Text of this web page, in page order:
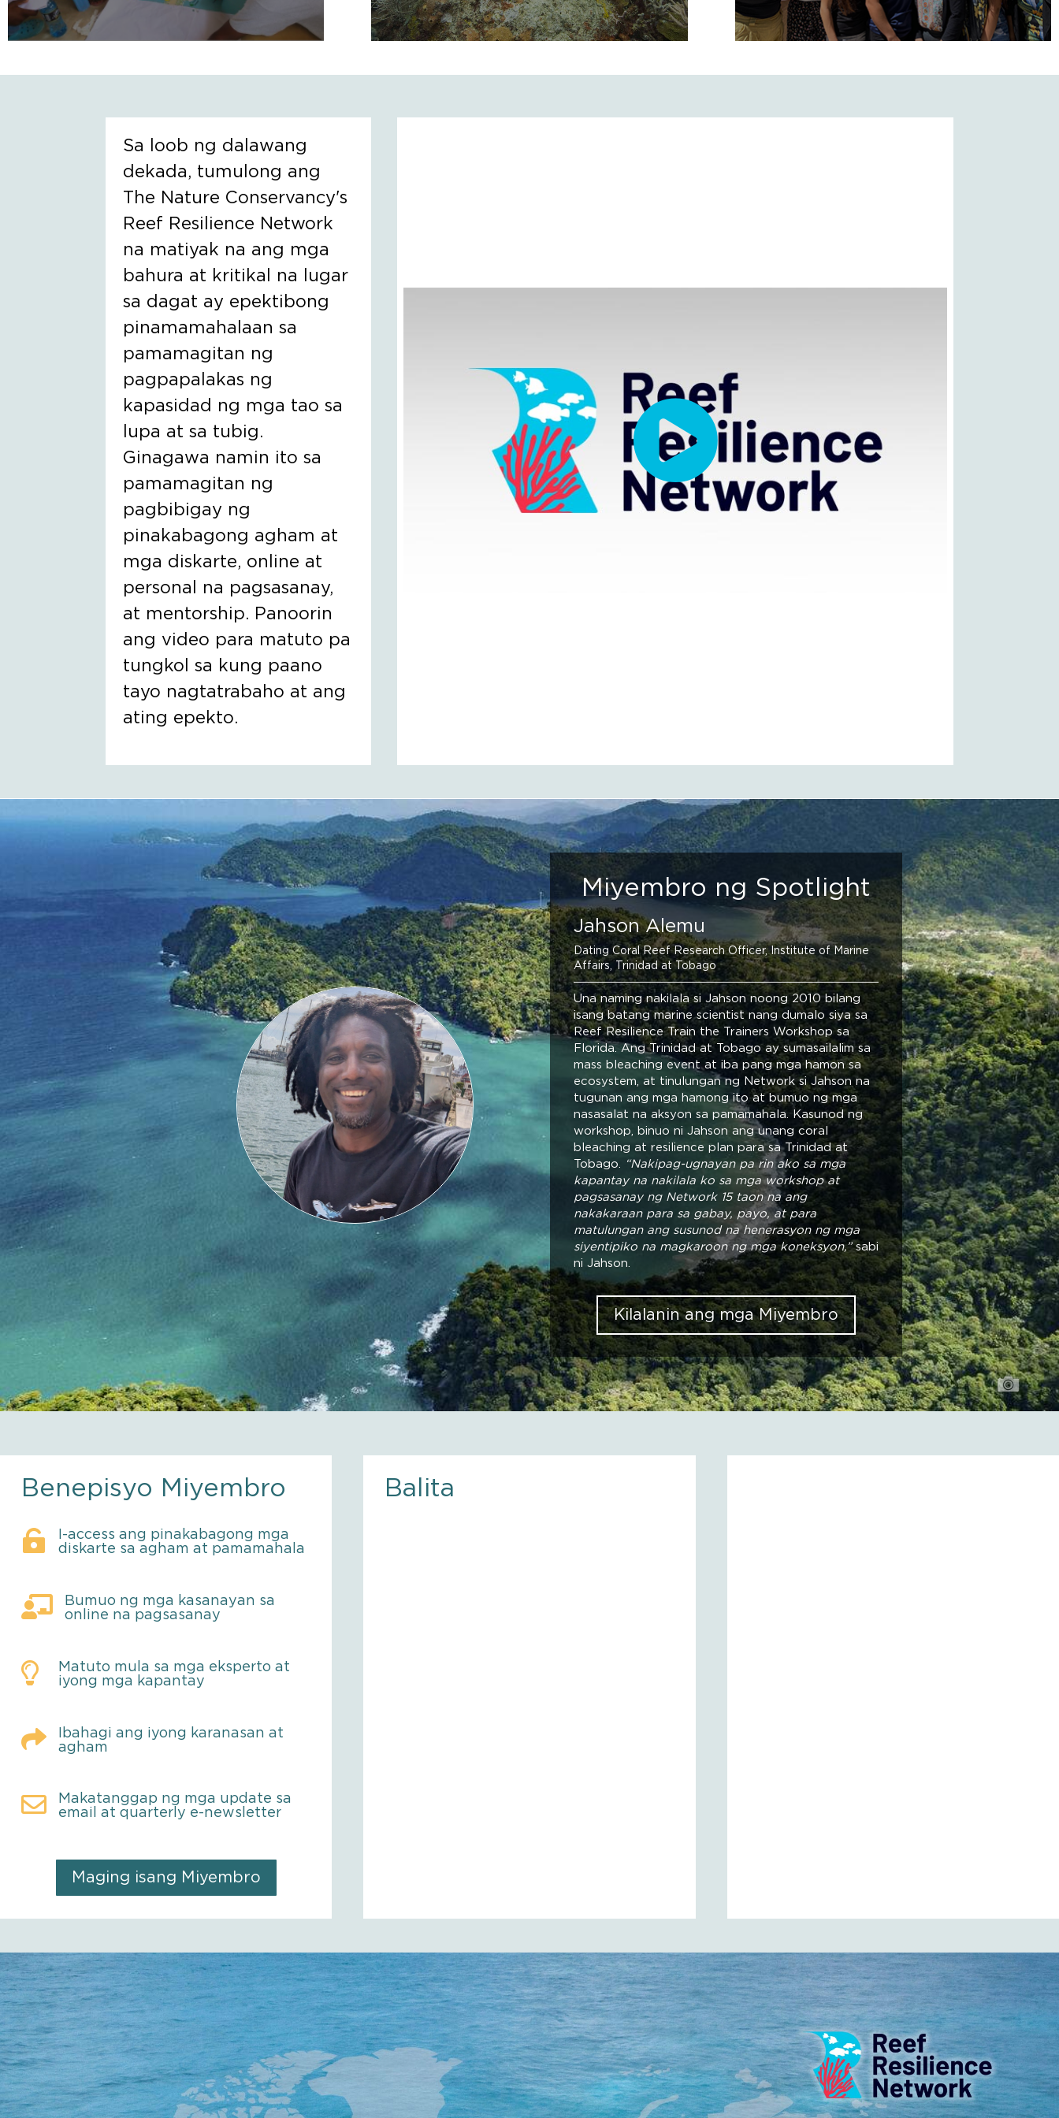
Sa loob ng dalawang
dekada, tumulong ang
The Nature Conservancy's
Reef Resilience Network
na matiyak na ang mga
bahura at kritikal na lugar
sa dagat ay epektibong
pinamamahalaan sa
pamamagitan ng
pagpapalakas ng
kapasidad ng mga tao sa
lupa at sa tubig.
Ginagawa namin ito sa
pamamagitan ng
pagbibigay ng
pinakabagong agham at
mga diskarte, online at
personal na pagsasanay,
at mentorship. Panoorin
ang video para matuto pa
tungkol sa kung paano
tayo nagtatrabaho at ang
ating epekto.
Miyembro ng Spotlight
Jahson Alemu
Dating Coral Reef Research Officer, Institute of Marine
Affairs, Trinidad at Tobago
Una naming nakilala si Jahson noong 2010 bilang
isang batang marine scientist nang dumalo siya sa
Reef Resilience Train the Trainers Workshop sa
Florida. Ang Trinidad at Tobago ay sumasailalim sa
mass bleaching event at iba pang mga hamon sa
ecosystem, at tinulungan ng Network si Jahson na
tugunan ang mga hamong ito at bumuo ng mga
nasasalat na aksyon sa pamamahala. Kasunod ng
workshop, binuo ni Jahson ang unang coral
bleaching at resilience plan para sa Trinidad at
Tobago.
“Nakipag-ugnayan pa rin ako sa mga
kapantay na nakilala ko sa mga workshop at
pagsasanay ng Network 15 taon na ang
nakakaraan para sa gabay, payo, at para
matulungan ang susunod na henerasyon ng mga
siyentipiko na magkaroon ng mga koneksyon,”sabi
ni Jahson.
Kilalanin ang mga Miyembro
Benepisyo Miyembro

I-access ang pinakabagong mga
diskarte sa agham at pamamahala

Bumuo ng mga kasanayan sa
online na pagsasanay

Matuto mula sa mga eksperto at
iyong mga kapantay

Ibahagi ang iyong karanasan at
agham

Makatanggap ng mga update sa
email at quarterly e-newsletter
Maging isang Miyembro
Balita